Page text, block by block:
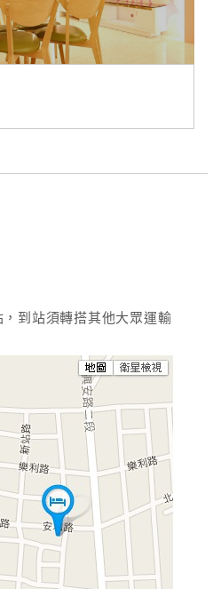
，到站須轉搭其他大眾運輸